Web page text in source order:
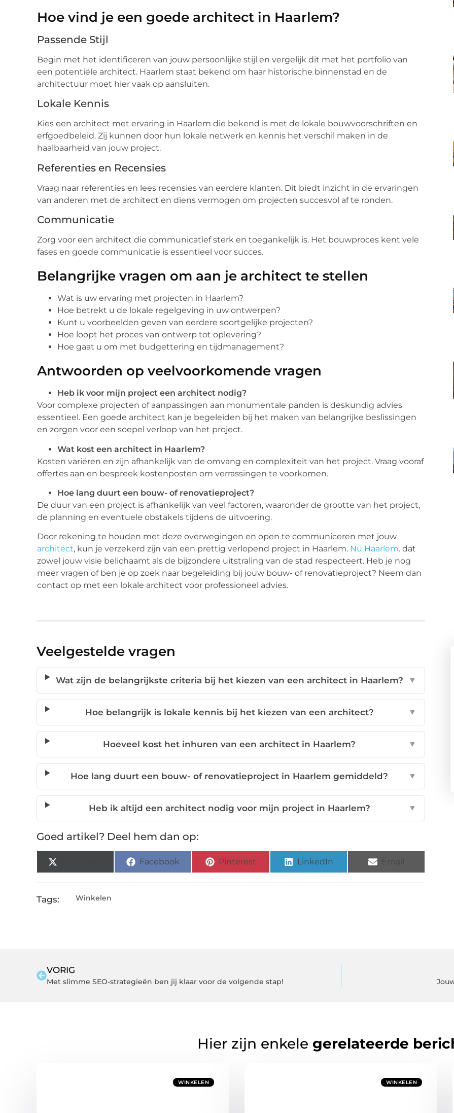
Hoe vind je een goede architect in Haarlem?
Passende Stijl
Begin met het identificeren van jouw persoonlijke stijl en vergelijk dit met het portfolio van
een potentiële architect. Haarlem staat bekend om haar historische binnenstad en de
architectuur moet hier vaak op aansluiten.
Lokale Kennis
Kies een architect met ervaring in Haarlem die bekend is met de lokale bouwvoorschriften en
erfgoedbeleid. Zij kunnen door hun lokale netwerk en kennis het verschil maken in de
haalbaarheid van jouw project.
Referenties en Recensies
Vraag naar referenties en lees recensies van eerdere klanten. Dit biedt inzicht in de ervaringen
van anderen met de architect en diens vermogen om projecten succesvol af te ronden.
Communicatie
Zorg voor een architect die communicatief sterk en toegankelijk is. Het bouwproces kent vele
fases en goede communicatie is essentieel voor succes.
Belangrijke vragen om aan je architect te stellen
Wat is uw ervaring met projecten in Haarlem?
Hoe betrekt u de lokale regelgeving in uw ontwerpen?
Kunt u voorbeelden geven van eerdere soortgelijke projecten?
Hoe loopt het proces van ontwerp tot oplevering?
Hoe gaat u om met budgettering en tijdmanagement?
Antwoorden op veelvoorkomende vragen
Heb ik voor mijn project een architect nodig?
Voor complexe projecten of aanpassingen aan monumentale panden is deskundig advies
essentieel. Een goede architect kan je begeleiden bij het maken van belangrijke beslissingen
en zorgen voor een soepel verloop van het project.
Wat kost een architect in Haarlem?
Kosten variëren en zijn afhankelijk van de omvang en complexiteit van het project. Vraag vooraf
offertes aan en bespreek kostenposten om verrassingen te voorkomen.
Hoe lang duurt een bouw- of renovatieproject?
De duur van een project is afhankelijk van veel factoren, waaronder de grootte van het project,
de planning en eventuele obstakels tijdens de uitvoering.
Door rekening te houden met deze overwegingen en open te communiceren met jouw
architect, kun je verzekerd zijn van een prettig verlopend project in Haarlem. Nu Haarlem. dat
zowel jouw visie belichaamt als de bijzondere uitstraling van de stad respecteert. Heb je nog
meer vragen of ben je op zoek naar begeleiding bij jouw bouw- of renovatieproject? Neem dan
contact op met een lokale architect voor professioneel advies.
Veelgestelde vragen
Wat zijn de belangrijkste criteria bij het kiezen van een architect in Haarlem? ▼
Hoe belangrijk is lokale kennis bij het kiezen van een architect? ▼
Hoeveel kost het inhuren van een architect in Haarlem? ▼
Hoe lang duurt een bouw- of renovatieproject in Haarlem gemiddeld? ▼
Heb ik altijd een architect nodig voor mijn project in Haarlem? ▼
Goed artikel? Deel hem dan op:
Facebook Pinterest LinkedIn Email
Tags: Winkelen
VORIG
Met slimme SEO-strategieën ben jij klaar voor de volgende stap!
Hier zijn enkele gerelateerde
WINKELEN WINKELEN